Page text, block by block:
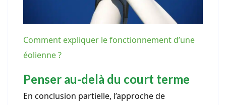
Comment expliquer le fonctionnement d’une
éolienne ?
Penser au-delà du court terme
En conclusion partielle, l’approche de